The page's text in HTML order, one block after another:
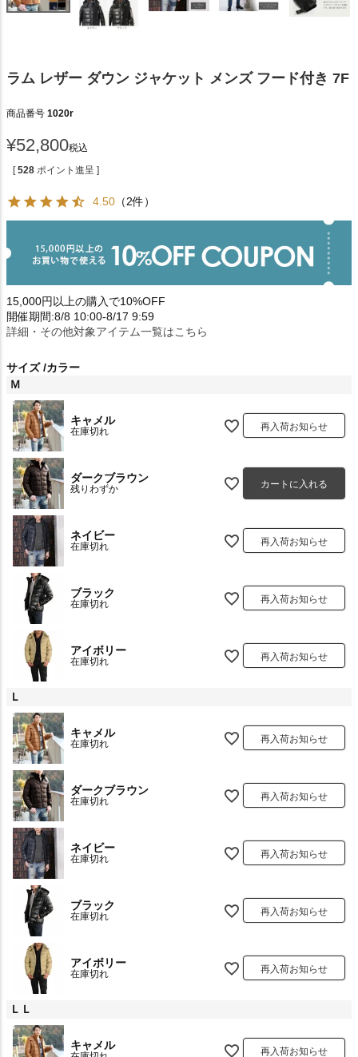
ラム レザー ダウン ジャケット メンズ フード付き 7F
商品番号 1020r
¥52,800税込
[ 528 ポイント進呈 ]
4.50 （2件）
15,000円以上の購入で10%OFF
開催期間:8/8 10:00-8/17 9:59
詳細・その他対象アイテム一覧はこちら
サイズ カラー
Ｍ
キャメル
在庫切れ 再入荷お知らせ
ダークブラウン
残りわずか カートに入れる
ネイビー
在庫切れ 再入荷お知らせ
ブラック
在庫切れ 再入荷お知らせ
アイボリー
在庫切れ 再入荷お知らせ
Ｌ
キャメル
在庫切れ 再入荷お知らせ
ダークブラウン
在庫切れ 再入荷お知らせ
ネイビー
在庫切れ 再入荷お知らせ
ブラック
在庫切れ 再入荷お知らせ
アイボリー
在庫切れ 再入荷お知らせ
ＬＬ
キャメル
再入荷お知らせ